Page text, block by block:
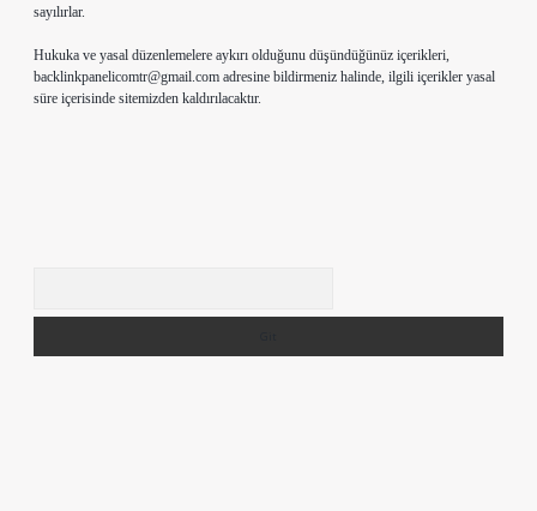
sayılırlar.
Hukuka ve yasal düzenlemelere aykırı olduğunu düşündüğünüz içerikleri,
backlinkpanelicomtr@gmail.com adresine bildirmeniz halinde, ilgili içerikler yasal
süre içerisinde sitemizden kaldırılacaktır.